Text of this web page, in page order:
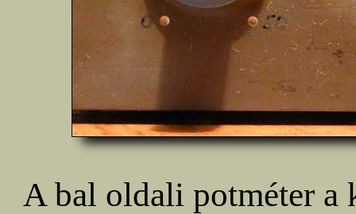
A bal oldali potméter a